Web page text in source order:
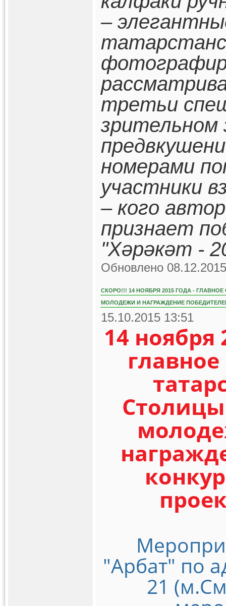
–
третьи
зрительном
номерами
участники
– кого
признает
"Хәрәкәт -
Обновлено
СКОРО!!! 14 НОЯБРЯ 2015 ГОДА -
МОЛОДЕЖИ И НАГРАЖДЕНИЕ
15.10.2015 13:51
14 ноября
"Арбат" по
21